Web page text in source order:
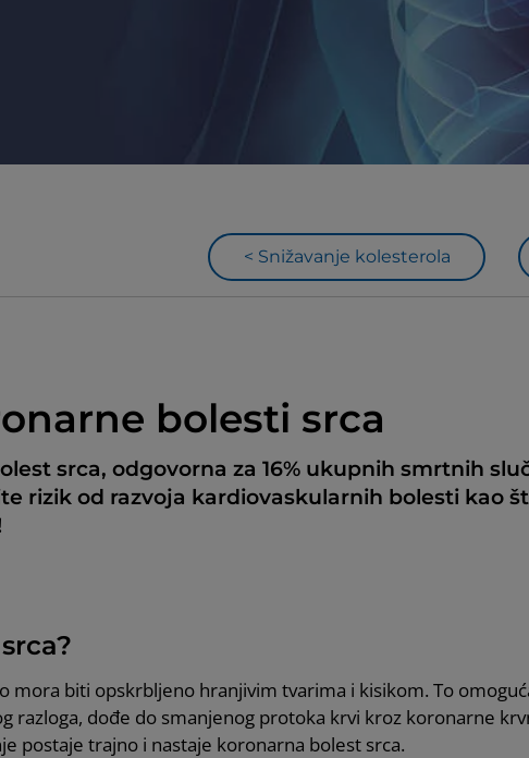
< Snižavanje kolesterola
bolesti srca
srca, odgovorna za 16% ukupnih smrtnih
rizik od razvoja kardiovaskularnih bolesti kao
mora biti opskrbljeno hranjivim tvarima i kisikom. To
razloga, dođe do smanjenog protoka krvi kroz koronarne
postaje trajno i nastaje koronarna bolest srca.